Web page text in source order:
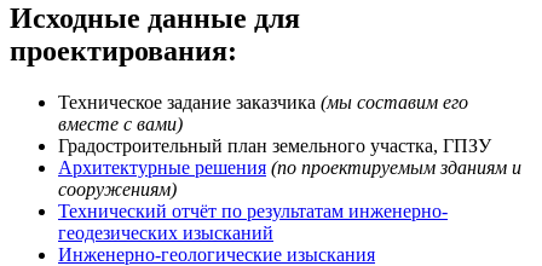
Исходные данные для
проектирования:
Техническое задание заказчика (мы составим его
вместе с вами)
Градостроительный план земельного участка, ГПЗУ
Архитектурные решения (по проектируемым зданиям и
сооружениям)
Технический отчёт по результатам инженерно-
геодезических изысканий
Инженерно-геологические изыскания